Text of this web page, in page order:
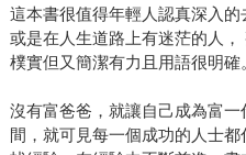
這本書很值得年輕人認真深入
或是在人生道路上有迷茫的人
樸實但又簡潔有力且用語很明確
沒有富爸爸，就讓自己成為富
間，就可見每一個成功的人士